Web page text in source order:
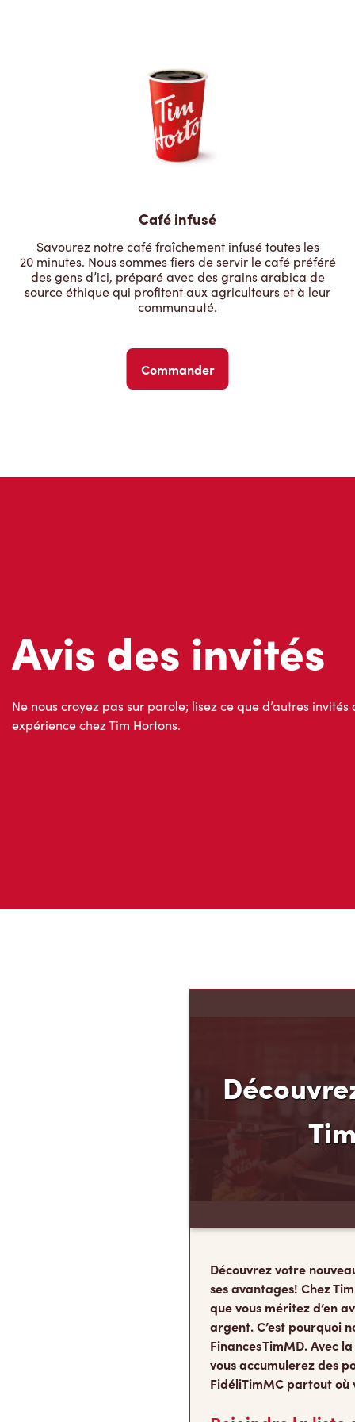
Café infusé
Savourez notre café fraîchement infusé toutes les
20 minutes. Nous sommes fiers de servir le café préféré
des gens d’ici, préparé avec des grains arabica de
source éthique qui profitent aux agriculteurs et à leur
communauté.
Commander
Avis des invités
Ne nous croyez pas sur parole; lisez ce que d’autres
expérience chez Tim Hortons.
Découvrez votre
ses avantages! Chez
que vous méritez d’en
argent. C’est pourquoi
Finances TimMD. Avec
vous accumulerez des
FidéliTimMC partout où